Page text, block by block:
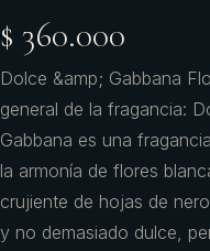
$ 360.000
Dolce &amp; Gabbana
general de la fragancia:
Gabbana es una
la armonía de flores
crujiente de hojas de
y no demasiado dulce,